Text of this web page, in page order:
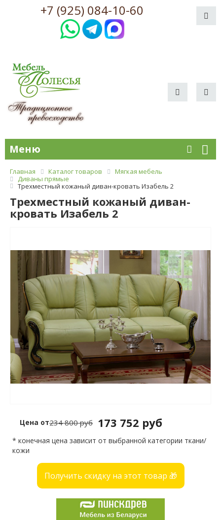
+7 (925) 084-10-60
Меню
Главная Каталог товаров
Мягкая мебель
Диваны прямые
Трехместный кожаный диван-кровать Изабель 2
Трехместный кожаный диван-
кровать Изабель 2
Цена от 173 752 руб
234 800 руб
* конечная цена зависит от выбранной категории ткани/
кожи
Получить скидку на этот товар 🎁